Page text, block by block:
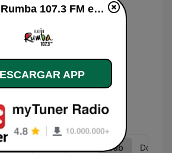
gente
Latino
Rumba 107.3 FM:
FM
Sáb Dom
Radio Rumba 107.3 FM en vivo
APP